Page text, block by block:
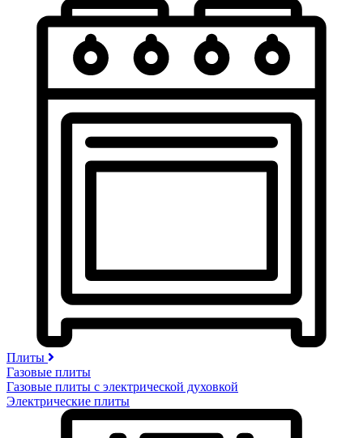
Плиты
Газовые плиты
Газовые плиты с электрической духовкой
Электрические плиты